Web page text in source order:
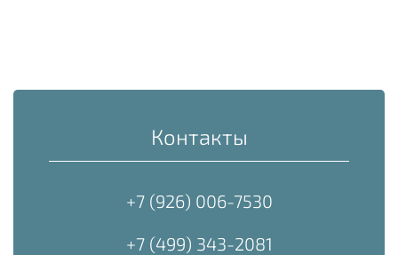
Контакты
+7 (926) 006-7530
+7 (499) 343-2081